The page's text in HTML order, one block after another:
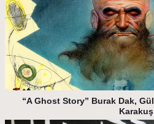
“A Ghost Story” Burak Dak,
Karakuş